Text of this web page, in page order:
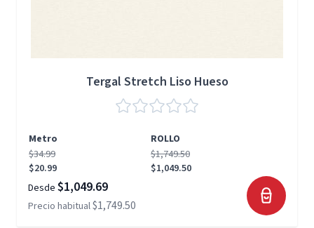
Tergal Stretch Liso Hueso
Metro
ROLLO
$34.99
$20.99
$1,749.50
$1,049.50
Desde $1,049.69
Precio habitual$1,749.50